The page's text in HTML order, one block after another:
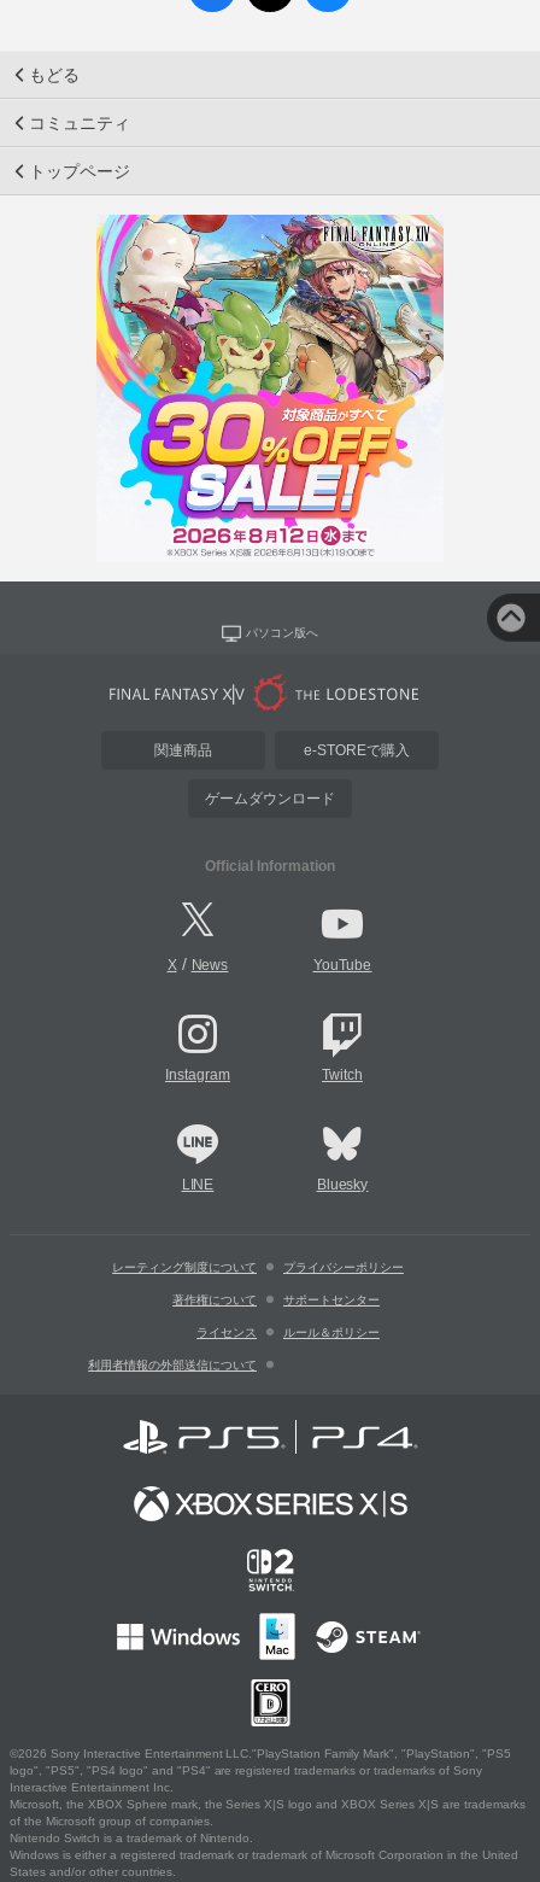
もどる
コミュニティ
トップページ
パソコン版へ
関連商品 e-STOREで購入
ゲームダウンロード
Official Information
X/ News YouTube
Instagram Twitch
LINE Bluesky
レーティング制度について プライバシーポリシー
著作権について サポートセンター
ライセンス ルール＆ポリシー
利用者情報の外部送信について
©2026 Sony Interactive Entertainment LLC."PlayStation Family Mark", "PlayStation", "PS5
logo", "PS5", "PS4 logo" and "PS4" are registered trademarks or trademarks of Sony
Interactive Entertainment Inc.
Microsoft, the XBOX Sphere mark, the Series X|S logo and XBOX Series X|S are trademarks
of the Microsoft group of companies.
Nintendo Switch is a trademark of Nintendo.
Windows is either a registered trademark or trademark of Microsoft Corporation in the United
States and/or other countries.